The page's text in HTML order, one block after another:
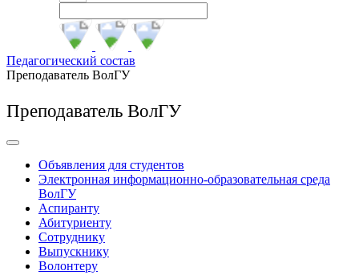
Педагогический состав
Преподаватель ВолГУ
Преподаватель ВолГУ
Объявления для студентов
Электронная информационно-образовательная среда
ВолГУ
Аспиранту
Абитуриенту
Сотруднику
Выпускнику
Волонтеру